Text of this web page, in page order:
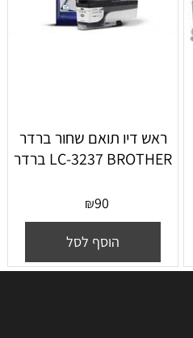
ראש דיו תואם שחור ברדר
LC-3237 BROTHER ברדר
₪90
הוסף לסל